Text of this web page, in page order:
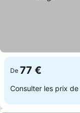
De 77 €
Consulter les prix de